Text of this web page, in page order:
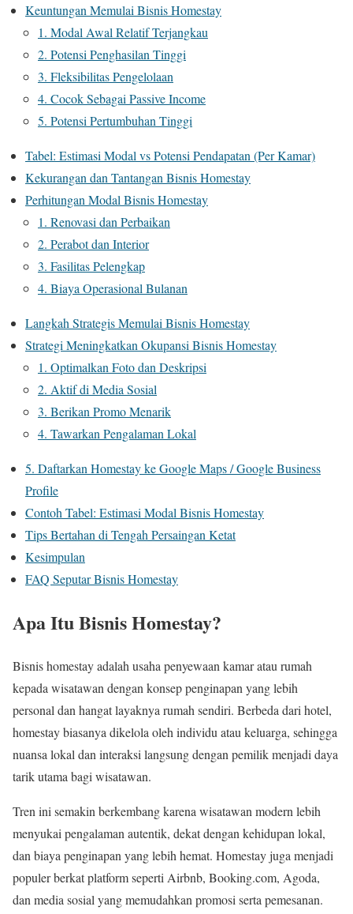
Keuntungan Memulai Bisnis Homestay
1. Modal Awal Relatif Terjangkau
2. Potensi Penghasilan Tinggi
3. Fleksibilitas Pengelolaan
4. Cocok Sebagai Passive Income
5. Potensi Pertumbuhan Tinggi
Tabel: Estimasi Modal vs Potensi Pendapatan (Per Kamar)
Kekurangan dan Tantangan Bisnis Homestay
Perhitungan Modal Bisnis Homestay
1. Renovasi dan Perbaikan
2. Perabot dan Interior
3. Fasilitas Pelengkap
4. Biaya Operasional Bulanan
Langkah Strategis Memulai Bisnis Homestay
Strategi Meningkatkan Okupansi Bisnis Homestay
1. Optimalkan Foto dan Deskripsi
2. Aktif di Media Sosial
3. Berikan Promo Menarik
4. Tawarkan Pengalaman Lokal
5. Daftarkan Homestay ke Google Maps / Google Business
Profile
Contoh Tabel: Estimasi Modal Bisnis Homestay
Tips Bertahan di Tengah Persaingan Ketat
Kesimpulan
FAQ Seputar Bisnis Homestay
Apa Itu Bisnis Homestay?
Bisnis homestay adalah usaha penyewaan kamar atau rumah
kepada wisatawan dengan konsep penginapan yang lebih
personal dan hangat layaknya rumah sendiri. Berbeda dari hotel,
homestay biasanya dikelola oleh individu atau keluarga, sehingga
nuansa lokal dan interaksi langsung dengan pemilik menjadi daya
tarik utama bagi wisatawan.
Tren ini semakin berkembang karena wisatawan modern lebih
menyukai pengalaman autentik, dekat dengan kehidupan lokal,
dan biaya penginapan yang lebih hemat. Homestay juga menjadi
populer berkat platform seperti Airbnb, Booking.com, Agoda,
dan media sosial yang memudahkan promosi serta pemesanan.